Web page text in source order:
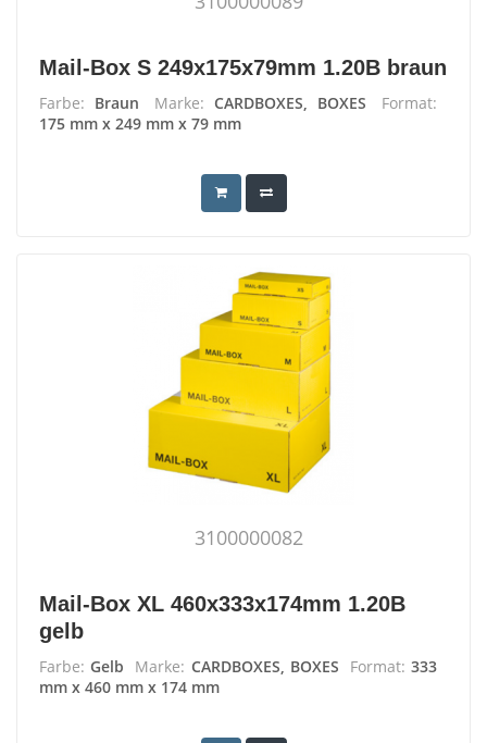
Mail-Box S 249x175x79mm 1.20B braun
Farbe: Braun Marke: CARDBOXES, BOXES
Format:
175 mm x 249 mm x 79 mm
3100000082
Mail-Box XL 460x333x174mm 1.20B
gelb
Farbe: Gelb Marke: CARDBOXES, BOXES Format:333
mm x 460 mm x 174 mm